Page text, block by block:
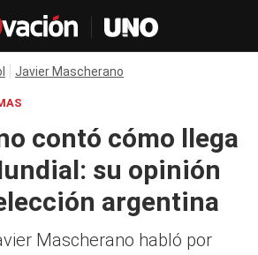
Javier Mascherano
contó cómo llega
su opinión
argentina
Mascherano habló por